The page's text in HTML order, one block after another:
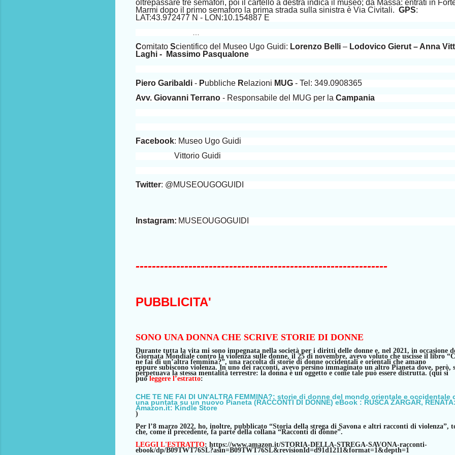
oltrepassare tre semafori, poi il cartello a destra indica il museo; da Massa: entrati in
Marmi dopo il primo semaforo la prima strada sulla sinistra è Via Civitali. GPS:
LAT:43.972477 N - LON:10.154887 E
Comitato Scientifico del Museo Ugo Guidi: Lorenzo Belli – Lodovico Gierut – Anna
Laghi -
Massimo Pasqualone
Piero Garibaldi - Pubbliche Relazioni MUG - Tel: 349.0908365
Avv. Giovanni Terrano - Responsabile del MUG per la Campania
Facebook: Museo Ugo Guidi
Vittorio Guidi
Twitter: @MUSEOUGOGUIDI
Instagram: MUSEOUGOGUIDI
--------------------------------------------------------------
PUBBLICITA'
SONO UNA DONNA CHE SCRIVE STORIE DI DONNE
Durante tutta la vita mi sono impegnata nella società per i diritti delle donne e, nel 2021, in occasione
Giornata Mondiale contro la violenza sulle donne, il 25 di novembre, avevo voluto che uscisse il libro
ne fai di un’altra femmina?”, una raccolta di storie di donne occidentali e orientali che amano
eppure subiscono violenza. In uno dei racconti, avevo persino immaginato un altro Pianeta dove, però,
perpetuava la stessa mentalità terrestre: la donna è un oggetto e come tale può essere distrutta. (qui si
può leggere l’estratto:
CHE TE NE FAI DI UN'ALTRA FEMMINA?: storie di donne del mondo orientale e occidentale
una puntata su un nuovo Pianeta (RACCONTI DI DONNE) eBook : RUSCA ZARGAR, RENATA:
Amazon.it: Kindle Store
)
Per l’8 marzo 2022, ho, inoltre, pubblicato “Storia della strega di Savona e altri racconti di violenza”,
che, come il precedente, fa parte della collana “Racconti di donne”.
LEGGI L'ESTRATTO: https://www.amazon.it/STORIA-DELLA-STREGA-SAVONA-racconti-
ebook/dp/B09TWT76SL?asin=B09TWT76SL&revisionId=d91d1211&format=1&depth=1